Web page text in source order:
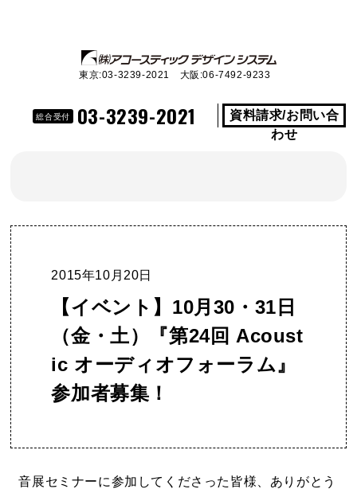
東京:03-3239-2021 大阪:06-7492-9233
総合受付 03-3239-2021
資料請求/お問い合
わせ
2015年10月20日
【イベント】10月30・31日
（金・土）『第24回 Acoust
ic オーディオフォーラム』
参加者募集！
音展セミナーに参加してくださった皆様、ありがとう